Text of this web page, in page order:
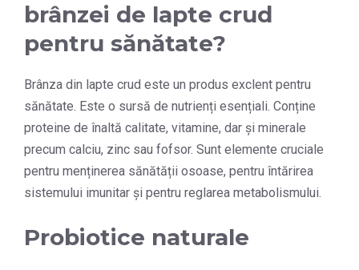
brânzei de lapte crud
pentru sănătate?
Brânza din lapte crud este un produs exclent pentru
sănătate. Este o sursă de nutrienți esențiali. Conține
proteine de înaltă calitate, vitamine, dar și minerale
precum calciu, zinc sau fofsor. Sunt elemente cruciale
pentru menținerea sănătății osoase, pentru întărirea
sistemului imunitar și pentru reglarea metabolismului.
Probiotice naturale